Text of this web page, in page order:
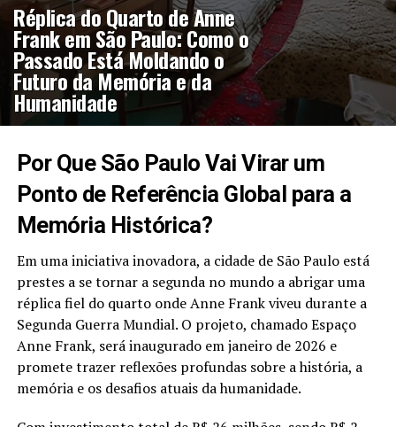
Réplica do Quarto de Anne
Frank em São Paulo: Como o
Passado Está Moldando o
Futuro da Memória e da
Humanidade
Por Que São Paulo Vai Virar um
Ponto de Referência Global para a
Memória Histórica?
Em uma iniciativa inovadora, a cidade de São Paulo está
prestes a se tornar a segunda no mundo a abrigar uma
réplica fiel do quarto onde Anne Frank viveu durante a
Segunda Guerra Mundial. O projeto, chamado Espaço
Anne Frank, será inaugurado em janeiro de 2026 e
promete trazer reflexões profundas sobre a história, a
memória e os desafios atuais da humanidade.